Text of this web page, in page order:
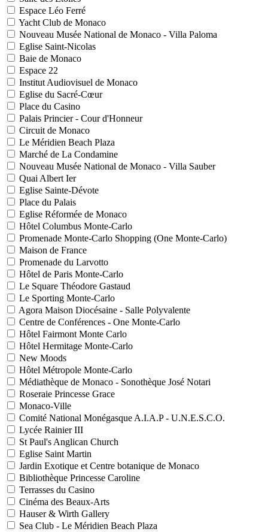
Espace Léo Ferré
Yacht Club de Monaco
Nouveau Musée National de Monaco - Villa Paloma
Eglise Saint-Nicolas
Baie de Monaco
Espace 22
Institut Audiovisuel de Monaco
Eglise du Sacré-Cœur
Place du Casino
Palais Princier - Cour d'Honneur
Circuit de Monaco
Le Méridien Beach Plaza
Marché de La Condamine
Nouveau Musée National de Monaco - Villa Sauber
Quai Albert Ier
Eglise Sainte-Dévote
Place du Palais
Eglise Réformée de Monaco
Hôtel Columbus Monte-Carlo
Promenade Monte-Carlo Shopping (One Monte-Carlo)
Maison de France
Promenade du Larvotto
Hôtel de Paris Monte-Carlo
Le Square Théodore Gastaud
Le Sporting Monte-Carlo
Agora Maison Diocésaine - Salle Polyvalente
Centre de Conférences - One Monte-Carlo
Hôtel Fairmont Monte Carlo
Hôtel Hermitage Monte-Carlo
New Moods
Hôtel Métropole Monte-Carlo
Médiathèque de Monaco - Sonothèque José Notari
Roseraie Princesse Grace
Monaco-Ville
Comité National Monégasque A.I.A.P - U.N.E.S.C.O.
Lycée Rainier III
St Paul's Anglican Church
Eglise Saint Martin
Jardin Exotique et Centre botanique de Monaco
Bibliothèque Princesse Caroline
Terrasses du Casino
Cinéma des Beaux-Arts
Hauser & Wirth Gallery
Sea Club - Le Méridien Beach Plaza